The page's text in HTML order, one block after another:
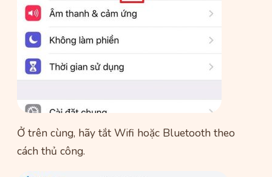
Ở trên cùng, hãy tắt Wifi hoặc Bluetooth theo
cách thủ công.